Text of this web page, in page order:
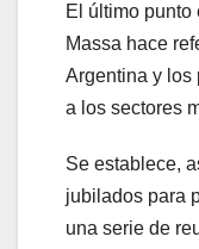
El último punto
Massa hace
Argentina y los
a los sectores
Se establece,
jubilados para
una serie de